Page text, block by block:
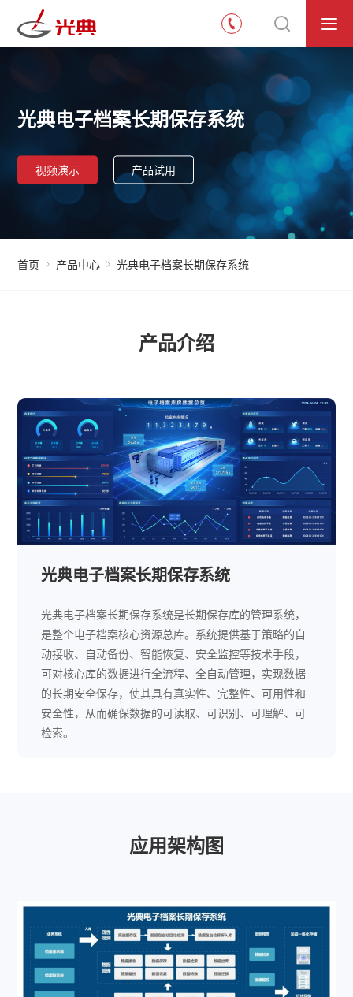
光典电子档案长期保存系统
视频演示 产品试用
首页 产品中心 光典电子档案长期保存系统
产品介绍
光典电子档案长期保存系统
光典电子档案长期保存系统是长期保存库的管理系统，
是整个电子档案核心资源总库。系统提供基于策略的自
动接收、自动备份、智能恢复、安全监控等技术手段，
可对核心库的数据进行全流程、全自动管理，实现数据
的长期安全保存，使其具有真实性、完整性、可用性和
安全性，从而确保数据的可读取、可识别、可理解、可
检索。
应用架构图